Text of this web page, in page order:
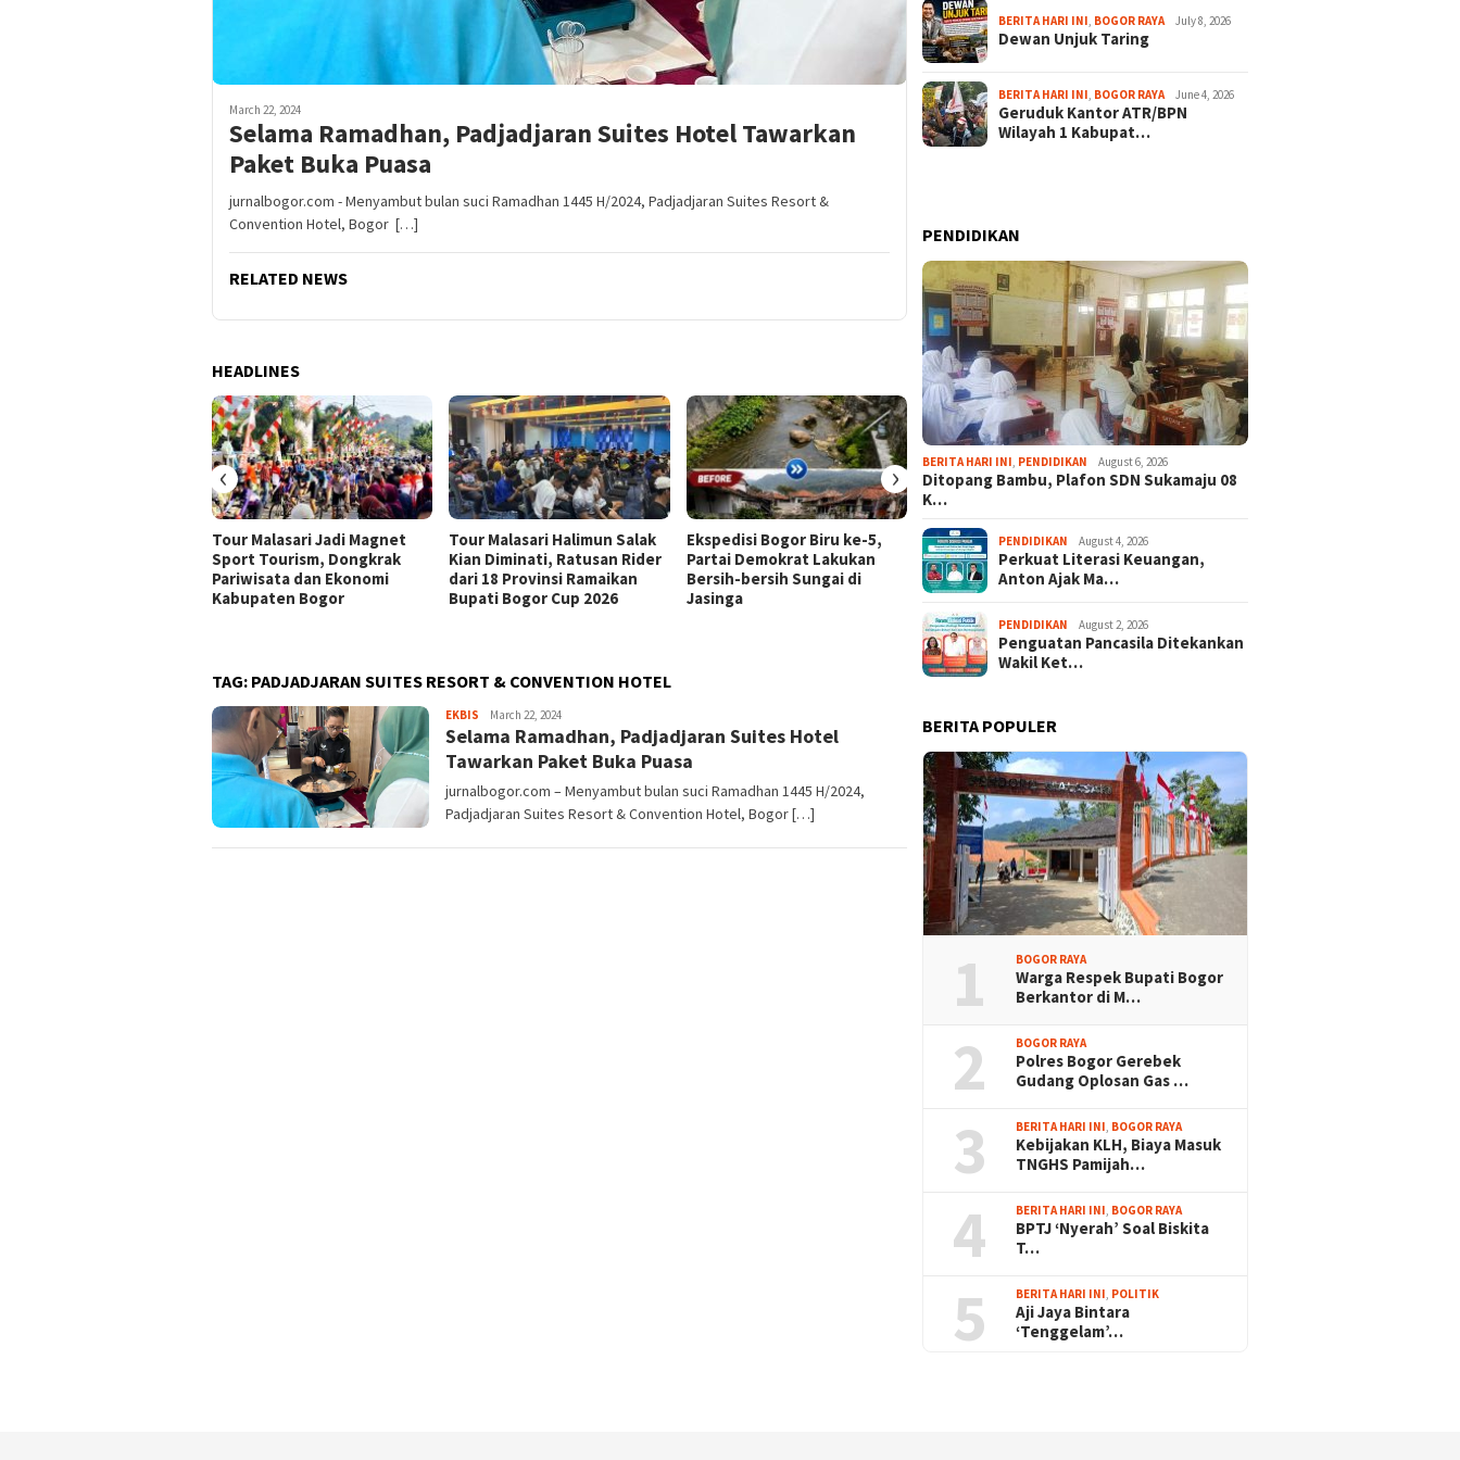
March 22, 2024
Selama Ramadhan, Padjadjaran Suites Hotel Tawarkan
Paket Buka Puasa
jurnalbogor.com - Menyambut bulan suci Ramadhan 1445 H/2024, Padjadjaran Suites Resort &
Convention Hotel, Bogor […]
RELATED NEWS
HEADLINES
Tour Malasari Jadi Magnet
Sport Tourism, Dongkrak
Pariwisata dan Ekonomi
Kabupaten Bogor
Tour Malasari Halimun Salak
Kian Diminati, Ratusan Rider
dari 18 Provinsi Ramaikan
Bupati Bogor Cup 2026
Ekspedisi Bogor Biru ke-5,
Partai Demokrat Lakukan
Bersih-bersih Sungai di
Jasinga
Ekspedisi Bogor Biru di
Pangradin Bangun Kesadaran
Masyarakat Sungai Bebas
Sampah
Kabupaten Bogor, PHRI Bulat
‹ ›
TAG: PADJADJARAN SUITES RESORT & CONVENTION HOTEL
EKBIS Sayyev
March 22, 2024
Selama Ramadhan, Padjadjaran Suites Hotel
Tawarkan Paket Buka Puasa
jurnalbogor.com – Menyambut bulan suci Ramadhan 1445 H/2024,
Padjadjaran Suites Resort & Convention Hotel, Bogor […]
BERITA HARI INI BOGOR RAYA July 8, 2026
Dewan Unjuk Taring
BERITA HARI INI BOGOR RAYA June 4, 2026
Geruduk Kantor ATR/BPN
Wilayah 1 Kabupat…
PENDIDIKAN
BERITA HARI INI PENDIDIKAN August 6, 2026
Ditopang Bambu, Plafon SDN Sukamaju 08
K…
PENDIDIKAN August 4, 2026
Perkuat Literasi Keuangan,
Anton Ajak Ma…
PENDIDIKAN August 2, 2026
Penguatan Pancasila Ditekankan
Wakil Ket…
BERITA POPULER
1 BOGOR RAYA
Warga Respek Bupati Bogor
Berkantor di M…
2 BOGOR RAYA
Polres Bogor Gerebek
Gudang Oplosan Gas …
3 BERITA HARI INI, BOGOR RAYA
Kebijakan KLH, Biaya Masuk
TNGHS Pamijah…
4 BERITA HARI INI, BOGOR RAYA
BPTJ ‘Nyerah’ Soal Biskita
T…
5 BERITA HARI INI, POLITIK
Aji Jaya Bintara
‘Tenggelam’…